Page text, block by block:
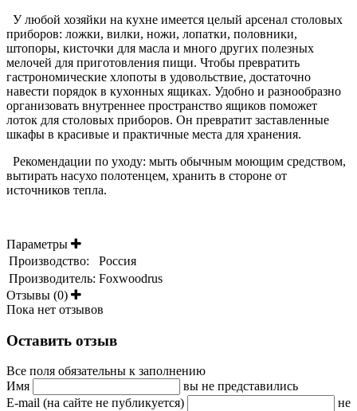
У любой хозяйки на кухне имеется целый арсенал столовых
приборов: ложки, вилки, ножи, лопатки, половники,
штопоры, кисточки для масла и много других полезных
мелочей для приготовления пищи. Чтобы превратить
гастрономические хлопоты в удовольствие, достаточно
навести порядок в кухонных ящиках. Удобно и разнообразно
организовать внутреннее пространство ящиков поможет
лоток для столовых приборов. Он превратит заставленные
шкафы в красивые и практичные места для хранения.
Рекомендации по уходу: мыть обычным моющим средством,
вытирать насухо полотенцем, хранить в стороне от
источников тепла.
Параметры
Производство:
Россия
Производитель: Foxwoodrus
Отзывы (0)
Пока нет отзывов
Оставить отзыв
Все поля обязательны к заполнению
Имя
вы не представились
E-mail (на сайте не публикуется)
не